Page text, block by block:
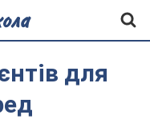
для